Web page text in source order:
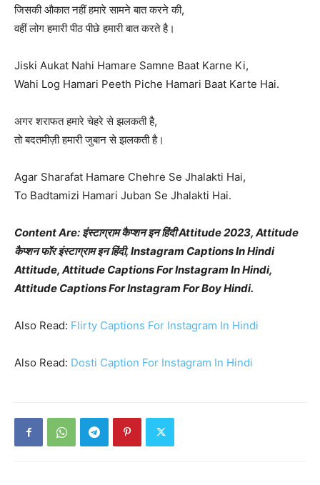
जिसकी औकात नहीं हमारे सामने बात करने की,
वहीं लोग हमारी पीठ पीछे हमारी बात करते है।
Jiski Aukat Nahi Hamare Samne Baat Karne Ki,
Wahi Log Hamari Peeth Piche Hamari Baat Karte Hai.
अगर शराफत हमारे चेहरे से झलकती है,
तो बदतमीज़ी हमारी जुबान से झलकती है।
Agar Sharafat Hamare Chehre Se Jhalakti Hai,
To Badtamizi Hamari Juban Se Jhalakti Hai.
Content Are: इंस्टाग्राम कैप्शन इन हिंदी Attitude 2023, Attitude
कैप्शन फॉर इंस्टाग्राम इन हिंदी, Instagram Captions In Hindi
Attitude, Attitude Captions For Instagram In Hindi,
Attitude Captions For Instagram For Boy Hindi.
Also Read: Flirty Captions For Instagram In Hindi
Also Read: Dosti Caption For Instagram In Hindi